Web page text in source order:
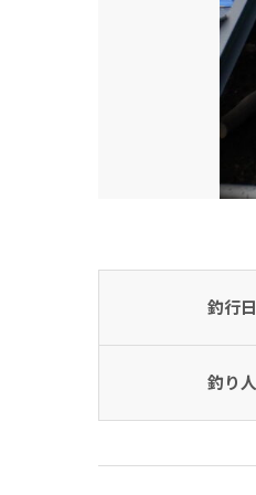
釣行日
釣り人